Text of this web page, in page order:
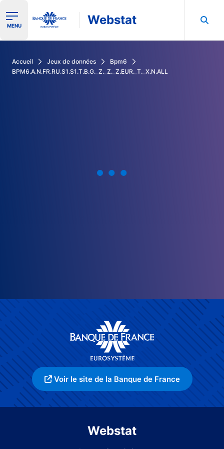
Ouvrir le menu de navigation
MENU Webstat
Accueil Jeux de données
Bpm6
BPM6.A.N.FR.RU.S1.S1.T.B.G._Z._Z._Z.EUR._T._X.N.ALL
Voir le site de la Banque de France
Webstat